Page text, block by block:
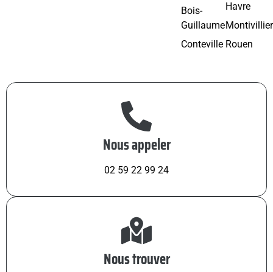
Bois-
Guillaume
Conteville
Havre
Rouen
Nous appeler
02 59 22 99 24
Nous trouver